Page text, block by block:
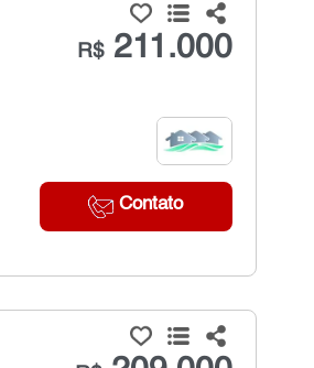
R$211.000
Contato